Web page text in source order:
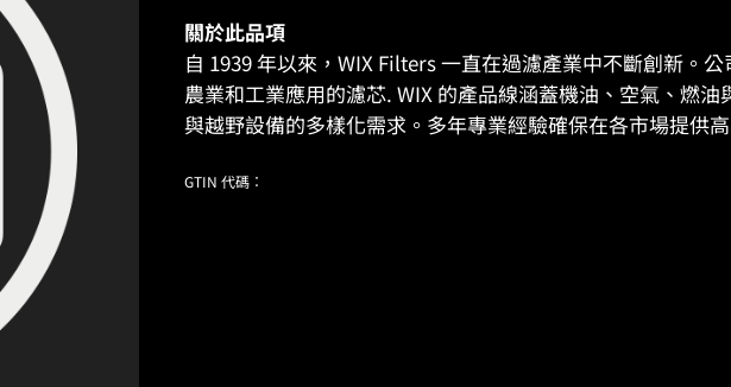
關於此品項
自 1939 年以來，WIX Filters 一直在過濾產業中不斷創新。
農業和工業應用的濾芯. WIX 的產品線涵蓋機油、空氣、燃
與越野設備的多樣化需求。多年專業經驗確保在各市場提供
GTIN 代碼：